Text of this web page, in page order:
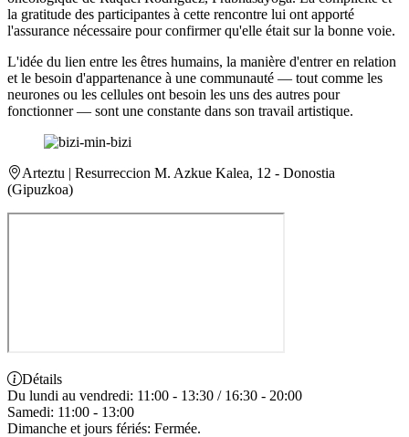
la gratitude des participantes à cette rencontre lui ont apporté
l'assurance nécessaire pour confirmer qu'elle était sur la bonne voie.
L'idée du lien entre les êtres humains, la manière d'entrer en relation
et le besoin d'appartenance à une communauté — tout comme les
neurones ou les cellules ont besoin les uns des autres pour
fonctionner — sont une constante dans son travail artistique.
Arteztu | Resurreccion M. Azkue Kalea, 12 - Donostia
(Gipuzkoa)
Détails
Du lundi au vendredi: 11:00 - 13:30 / 16:30 - 20:00
Samedi: 11:00 - 13:00
Dimanche et jours fériés: Fermée.